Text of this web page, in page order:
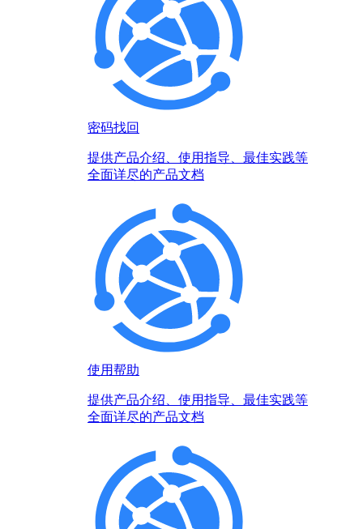
密码找回
提供产品介绍、使用指导、最佳实践等
全面详尽的产品文档
使用帮助
提供产品介绍、使用指导、最佳实践等
全面详尽的产品文档